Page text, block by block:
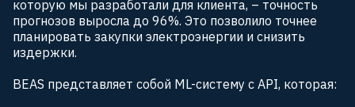
в диапазоне 0,01-0,05, что говорит о
стабильности модели и ее способности
корректно обобщать данные без
переобучения.
которую мы разработали для клиента, – точность
прогнозов выросла до 96%. Это позволило точнее
планировать закупки электроэнергии и снизить
издержки.
BEAS представляет собой ML-систему с API, которая: